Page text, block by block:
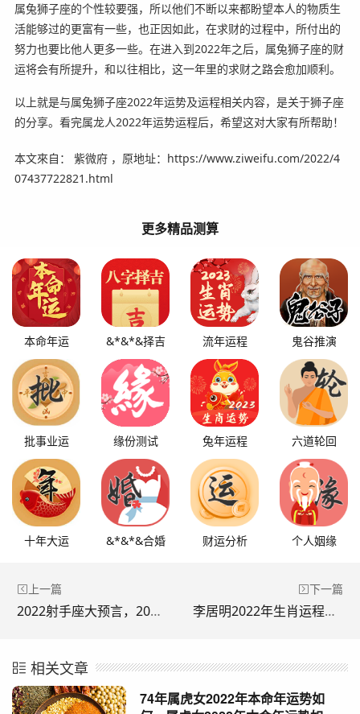
属兔狮子座的个性较要强，所以他们不断以来都盼望本人的物质生
活能够过的更富有一些，也正因如此，在求财的过程中，所付出的
努力也要比他人更多一些。在进入到2022年之后，属兔狮子座的财
运将会有所提升，和以往相比，这一年里的求财之路会愈加顺利。
以上就是与属兔狮子座2022年运势及运程相关内容，是关于狮子座
的分享。看完属龙人2022年运势运程后，希望这对大家有所帮助！
本文來自： 紫微府 ，原地址：https://www.ziweifu.com/2022/4
07437722821.html
更多精品测算
本命年运 &*&*&择吉 流年运程 鬼谷推演
批事业运 缘份测试 兔年运程 六道轮回
十年大运 &*&*&合婚 财运分析 个人姻缘
上一篇
2022射手座大预言，2025世界末日预言
下一篇
李居明2022年生肖运程，李居明十二生肖每月运程
相关文章
74年属虎女2022年本命年运势如